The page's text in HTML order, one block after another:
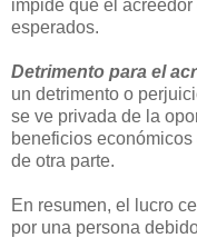
impide que el
esperados.
Detrimento para el
un detrimento o
se ve privada de la
beneficios
de otra parte.
En resumen, el lucro
por una persona